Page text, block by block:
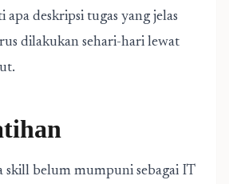
apa deskripsi tugas yang jelas
dilakukan sehari-hari lewat
skill belum mumpuni sebagai IT